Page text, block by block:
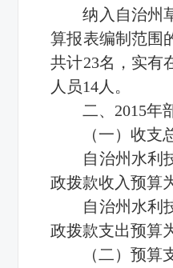
纳入自治州
算报表编制范围
共计23名，实有
人员14人。
二、2015年
（一）收支
自治州水利
政拨款收入预算
自治州水利
政拨款支出预算
（二）预算